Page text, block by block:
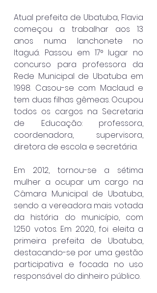
Atual prefeita de Ubatuba, Flavia
começou a trabalhar aos 13
anos numa lanchonete no
Itaguá. Passou em 17° lugar no
concurso para professora da
Rede Municipal de Ubatuba em
1998. Casou-se com Maclaud e
tem duas filhas gêmeas. Ocupou
todos os cargos na Secretaria
de Educação: professora,
coordenadora, supervisora,
diretora de escola e secretária.
Em 2012, tornou-se a sétima
mulher a ocupar um cargo na
Câmara Municipal de Ubatuba,
sendo a vereadora mais votada
da história do município, com
1.250 votos. Em 2020, foi eleita a
primeira prefeita de Ubatuba,
destacando-se por uma gestão
participativa e focada no uso
responsável do dinheiro público.